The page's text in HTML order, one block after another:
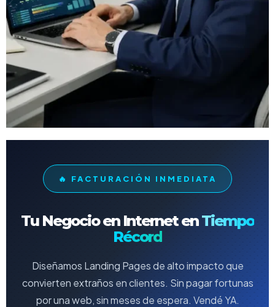
🔥 FACTURACIÓN INMEDIATA
Tu Negocio en Internet enTiempo
Récord
Diseñamos Landing Pages de alto impacto que
convierten extraños en clientes. Sin pagar fortunas
por una web, sin meses de espera. Vendé YA.